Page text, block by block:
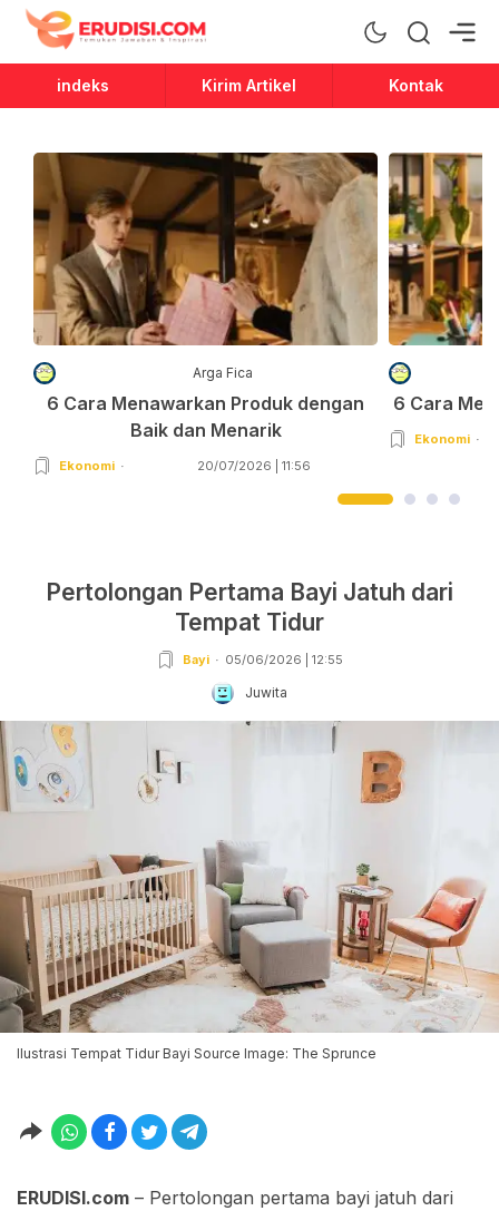
Erudisi
Temukan Jawaban dan Inspirasi
indeks Kirim Artikel Kontak
Arga Fica
6 Cara Menawarkan Produk dengan
Baik dan Menarik
Ekonomi 20/07/2026 | 11:56
6 Cara
Ekonomi
Pertolongan Pertama Bayi Jatuh dari
Tempat Tidur
Bayi 05/06/2026 | 12:55
Juwita
Ilustrasi Tempat Tidur Bayi Source Image: The Sprunce
ERUDISI.com – Pertolongan pertama bayi jatuh dari